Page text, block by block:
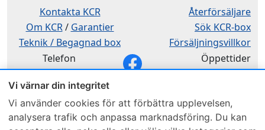
Vi värnar din integritet
Vi använder cookies för att förbättra upplevelsen,
analysera trafik och anpassa marknadsföring. Du kan
Kontakta KCR
Om KCR/ Garantier
Teknik / Begagnad box
Återförsäljare
Sök KCR-box
Försäljningsvillkor
Telefon
Öppettider